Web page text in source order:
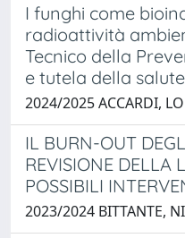
I funghi come
radioattività
Tecnico della
e tutela della
2024/2025 ACCARDI,
IL BURN-OUT
REVISIONE DELLA
POSSIBILI
2023/2024 BITTANTE,